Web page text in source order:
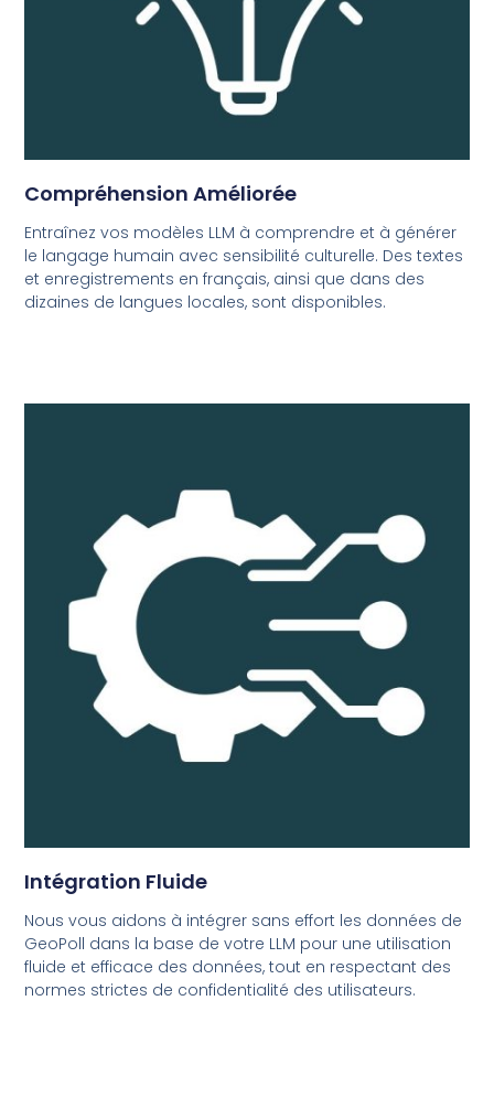
Compréhension Améliorée
Entraînez vos modèles LLM à comprendre et à générer
le langage humain avec sensibilité culturelle. Des textes
et enregistrements en français, ainsi que dans des
dizaines de langues locales, sont disponibles.
Intégration Fluide
Nous vous aidons à intégrer sans effort les données de
GeoPoll dans la base de votre LLM pour une utilisation
fluide et efficace des données, tout en respectant des
normes strictes de confidentialité des utilisateurs.